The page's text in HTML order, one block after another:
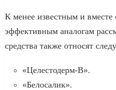
К менее известным и вместе
эффективным аналогам
средства также относят
«Целестодерм-В».
«Белосалик».